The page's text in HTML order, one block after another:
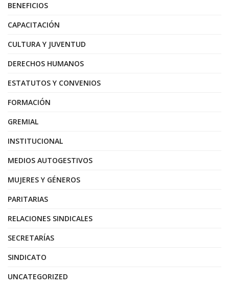
BENEFICIOS
CAPACITACIÓN
CULTURA Y JUVENTUD
DERECHOS HUMANOS
ESTATUTOS Y CONVENIOS
FORMACIÓN
GREMIAL
INSTITUCIONAL
MEDIOS AUTOGESTIVOS
MUJERES Y GÉNEROS
PARITARIAS
RELACIONES SINDICALES
SECRETARÍAS
SINDICATO
UNCATEGORIZED